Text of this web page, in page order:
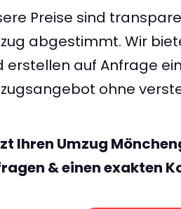
Preise sind
abgestimmt. Wir
erstellen auf Anfrage
ohne
Ihren Umzug
& einen exakten